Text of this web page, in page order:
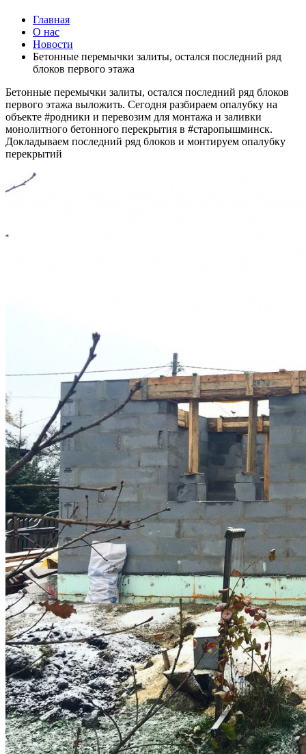
Главная
О нас
Новости
Бетонные перемычки залиты, остался последний ряд
блоков первого этажа
Бетонные перемычки залиты, остался последний ряд блоков
первого этажа выложить. Сегодня разбираем опалубку на
объекте #родники и перевозим для монтажа и заливки
монолитного бетонного перекрытия в #старопышминск.
Докладываем последний ряд блоков и монтируем опалубку
перекрытий